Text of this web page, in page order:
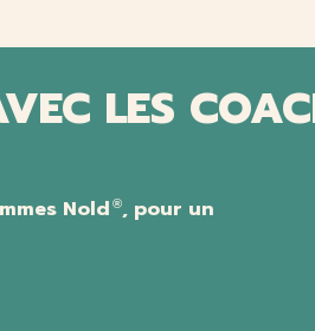
LES
Nold ®, pour un